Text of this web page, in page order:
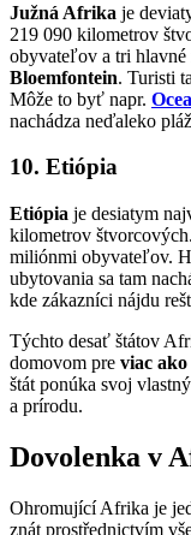
Južná Afrika je
219 090 kilometrov
obyvateľov a tri hlavné
Bloemfontein. Turisti
Môže to byť napr.
nachádza neďaleko
10. Etiópia
Etiópia je desiatym
kilometrov
miliónmi obyvateľov.
ubytovania sa tam
kde zákazníci nájdu
Týchto desať štátov
domovom pre viac
štát ponúka svoj
a prírodu.
Dovolenka v
Ohromující Afrika je
znát prostřednictvím